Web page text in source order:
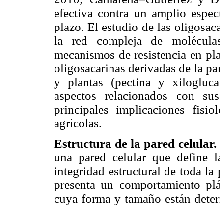
efectiva contra un amplio
plazo. El estudio de las
la red compleja de
mecanismos de resistencia en
oligosacarinas derivadas de la
y plantas (pectina y
aspectos relacionados con
principales implicaciones
agrícolas.
Estructura de la pared celular.
una pared celular que
integridad estructural de toda la
presenta un comportamiento
cuya forma y tamaño están